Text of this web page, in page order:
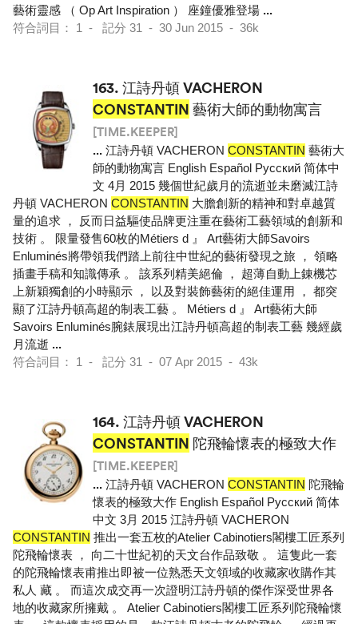
藝術靈感 （ Op Art Inspiration ） 座鐘優雅登場 ...
符合詞目： 1 - 記分 31 - 30 Jun 2015 - 36k
163. 江詩丹頓 VACHERON
CONSTANTIN 藝術大師的動物寓言
[TIME.KEEPER]
... 江詩丹頓 VACHERON CONSTANTIN 藝術大
師的動物寓言 English Español Pусский 简体中
文 4月 2015 幾個世紀歲月的流逝並未磨滅江詩
丹頓 VACHERON CONSTANTIN 大膽創新的精神和對卓越質
量的追求 ， 反而日益驅使品牌更注重在藝術工藝領域的創新和
技術 。 限量發售60枚的Métiers d 』 Art藝術大師Savoirs
Enluminés將帶領我們踏上前往中世紀的藝術發現之旅 ， 領略
插畫手稿和知識傳承 。 該系列精美絕倫 ， 超薄自動上錬機芯
上新穎獨創的小時顯示 ， 以及對裝飾藝術的絕佳運用 ， 都突
顯了江詩丹頓高超的制表工藝 。 Métiers d 』 Art藝術大師
Savoirs Enluminés腕錶展現出江詩丹頓高超的制表工藝 幾經歲
月流逝 ...
符合詞目： 1 - 記分 31 - 07 Apr 2015 - 43k
164. 江詩丹頓 VACHERON
CONSTANTIN 陀飛輪懷表的極致大作
[TIME.KEEPER]
... 江詩丹頓 VACHERON CONSTANTIN 陀飛輪
懷表的極致大作 English Español Pусский 简体
中文 3月 2015 江詩丹頓 VACHERON
CONSTANTIN 推出一套五枚的Atelier Cabinotiers閣樓工匠系列
陀飛輪懷表 ， 向二十世紀初的天文台作品致敬 。 這隻此一套
的陀飛輪懷表甫推出即被一位熟悉天文領域的收藏家收購作其
私人 藏 。 而這次成交再一次證明江詩丹頓的傑作深受世界各
地的收藏家所擁戴 。 Atelier Cabinotiers閣樓工匠系列陀飛輪懷